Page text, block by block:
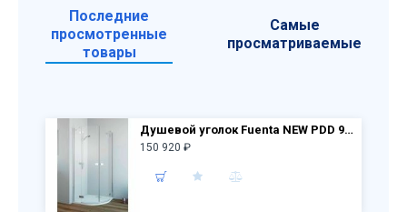
Последние
просмотренные
товары
Самые
просматриваемые
Душевой уголок Fuenta NEW PDD 90 лев.дверь 384001-01-01L + пр.дверь 384001-01-01R
150 920 ₽